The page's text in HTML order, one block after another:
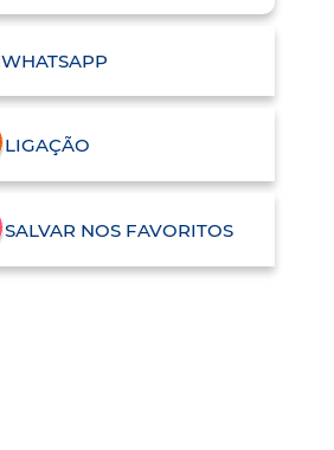
WHATSAPP
LIGAÇÃO
SALVAR NOS FAVORITOS